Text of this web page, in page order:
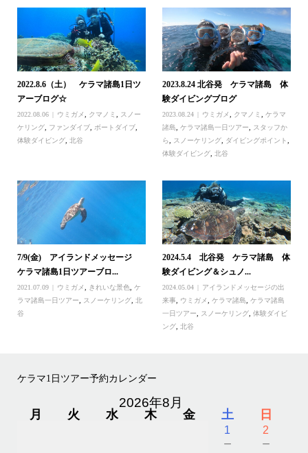
2022.8.6（土） ケラマ諸島1日ツ
アーブログ☆
2022.08.06 ウミガメ クマノミ
スノー
ケリング, ファンダイブ, ボートダイブ,
体験ダイビング, 北谷
2023.8.24 北谷発 ケラマ諸島 体
験ダイビングブログ
2023.08.24 ウミガメ クマノミ ,ケラマ
諸島
,ケラマ諸島一日ツアー
スタッフか
ら
スノーケリング ダイビングポイント
体験ダイビング ,北谷
7/9(金) アイランドメッセージ
ケラマ諸島1日ツアーブロ...
2021.07.09 ウミガメ きれいな景色
ケ
ラマ諸島一日ツアー
スノーケリング, 北
谷
2024.5.4 北谷発 ケラマ諸島 体
験ダイビング＆シュノ...
2024.05.04
アイランドメッセージの出
来事
ウミガメ ,ケラマ諸島 ,ケラマ諸島
一日ツアー
スノーケリング ,体験ダイビ
ング ,北谷
ケラマ1日ツアー予約カレンダー
2026年8月
月 火 水 木 金 土 日
1
－
2
－